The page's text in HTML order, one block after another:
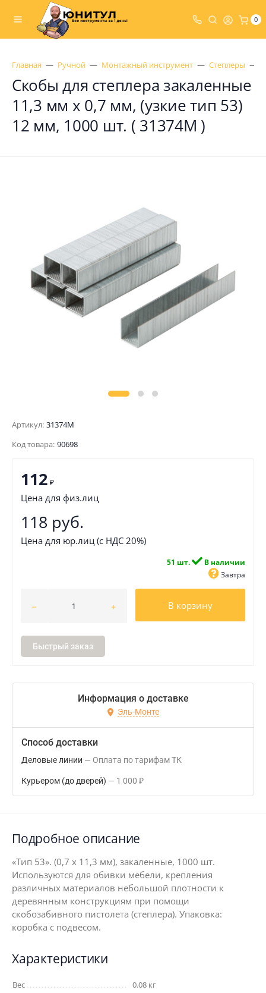
0
Главная Ручной Монтажный инструмент Степлеры
Скобы для степлера закаленные
11,3 мм х 0,7 мм, (узкие тип 53)
12 мм, 1000 шт. ( 31374М )
Артикул: 31374М
Код товара: 90698
112 ₽
Цена для физ.лиц
118 руб.
Цена для юр.лиц (с НДС 20%)
51 шт.
В наличии
Завтра
В корзину
Быстрый заказ
Информация о доставке
Эль-Монте
Способ доставки
Деловые линии Оплата по тарифам ТК
Курьером (до дверей) 1 000 ₽
Подробное описание
«Тип 53». (0,7 х 11,3 мм), закаленные, 1000 шт.
Используются для обивки мебели, крепления
различных материалов небольшой плотности к
деревянным конструкциям при помощи
скобозабивного пистолета (степлера). Упаковка:
коробка с подвесом.
Характеристики
Вес
0.08 кг